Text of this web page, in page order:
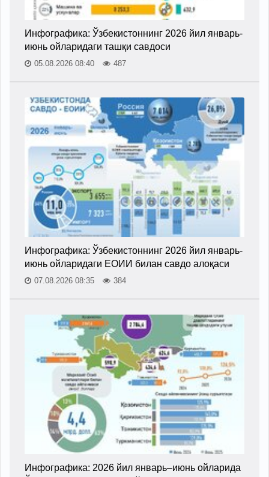
Инфографика: Ўзбекистоннинг 2026 йил январь-
июнь ойларидаги ташқи савдоси
05.08.2026 08:40 487
Инфографика: Ўзбекистоннинг 2026 йил январь-
июнь ойларидаги ЕОИИ билан савдо алоқаси
07.08.2026 08:35 384
Инфографика: 2026 йил январь–июнь ойларида